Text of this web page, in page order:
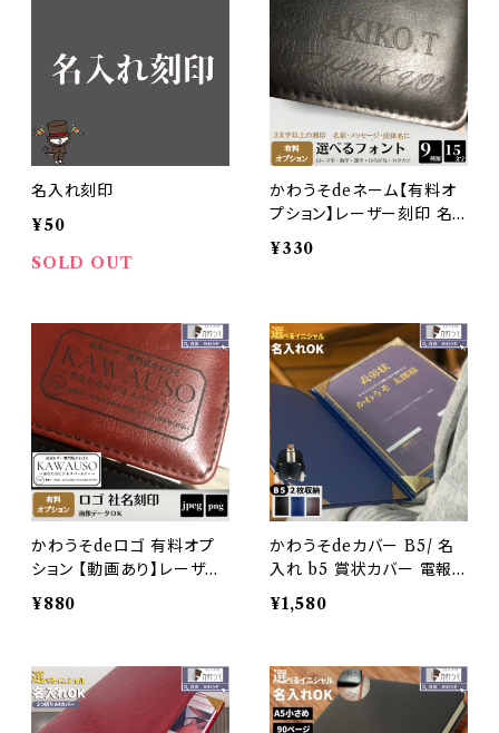
メール便
名入れ刻印
¥50
SOLD OUT
かわうそdeネーム【有料オ
プション】レーザー刻印 名
入れ オーダーメイド カスタ
マイズ 社名 メッセージ （フ
決済不可・単体購入不可】
¥330
かわうそdeロゴ 有料オプ
ション 【動画あり】レーザー
刻印 名入れ オーダーメイ
ド LOGO ロゴデータ 会社
像データ対応 【代引決済不
可・単体購入不可】
¥880
かわうそdeカバー B5/ 名
入れ b5 賞状カバー 電報
手紙 賞状ファイル 二枚用
二つ折り PUレザー 合成皮
感 案内状 メニュー表 ケー
スB5 （黒・紺色・こげ茶色）
¥1,580